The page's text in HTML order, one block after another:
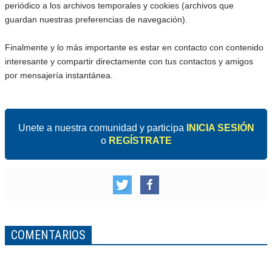
periódico a los archivos temporales y cookies (archivos que
guardan nuestras preferencias de navegación).
Finalmente y lo más importante es estar en contacto con contenido
interesante y compartir directamente con tus contactos y amigos
por mensajería instantánea.
Unete a nuestra comunidad y participa
INICIA SESIÓN
o REGÍSTRATE
COMENTARIOS